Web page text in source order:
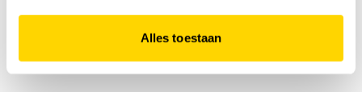
Alles toestaan